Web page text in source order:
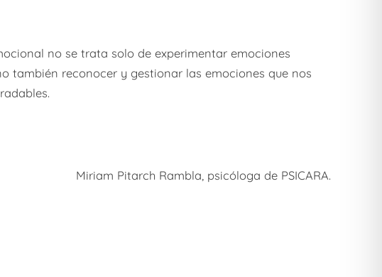
no se trata solo de experimentar emociones
también reconocer y gestionar las emociones que nos
Miriam Pitarch Rambla, psicóloga de PSICARA.